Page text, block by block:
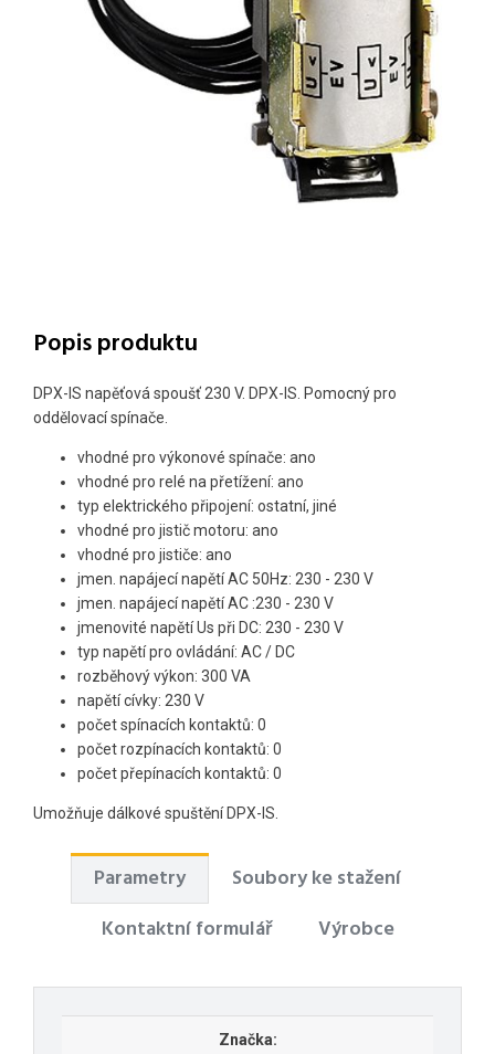
Popis produktu
DPX-IS napěťová spoušť 230 V. DPX-IS. Pomocný pro
oddělovací spínače.
vhodné pro výkonové spínače: ano
vhodné pro relé na přetížení: ano
typ elektrického připojení: ostatní, jiné
vhodné pro jistič motoru: ano
vhodné pro jističe: ano
jmen. napájecí napětí AC 50Hz: 230 - 230 V
jmen. napájecí napětí AC :230 - 230 V
jmenovité napětí Us při DC: 230 - 230 V
typ napětí pro ovládání: AC / DC
rozběhový výkon: 300 VA
napětí cívky: 230 V
počet spínacích kontaktů: 0
počet rozpínacích kontaktů: 0
počet přepínacích kontaktů: 0
Umožňuje dálkové spuštění DPX-IS.
Parametry
Soubory ke stažení
Kontaktní formulář
Výrobce
Značka: